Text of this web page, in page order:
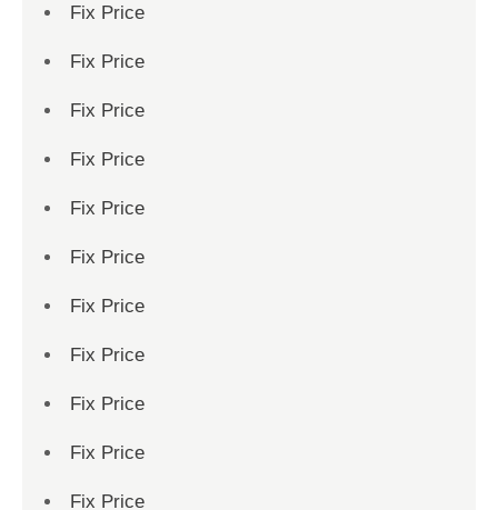
Fix Price
Fix Price
Fix Price
Fix Price
Fix Price
Fix Price
Fix Price
Fix Price
Fix Price
Fix Price
Fix Price